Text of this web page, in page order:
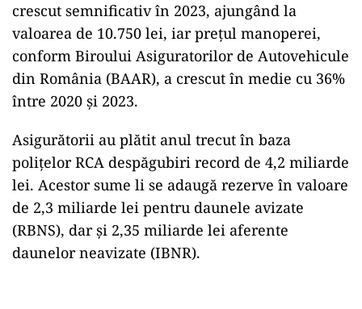
crescut semnificativ în 2023, ajungând la
valoarea de 10.750 lei, iar prețul manoperei,
conform Biroului Asiguratorilor de Autovehicule
din România (BAAR), a crescut în medie cu 36%
între 2020 și 2023.
Asigurătorii au plătit anul trecut în baza
polițelor RCA despăgubiri record de 4,2 miliarde
lei. Acestor sume li se adaugă rezerve în valoare
de 2,3 miliarde lei pentru daunele avizate
(RBNS), dar și 2,35 miliarde lei aferente
daunelor neavizate (IBNR).